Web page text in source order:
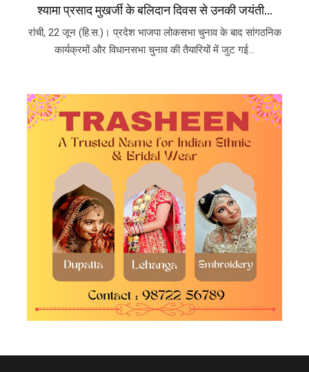
श्यामा प्रसाद मुखर्जी के बलिदान दिवस से उनकी जयंती...
रांची, 22 जून (हि.स.)। प्रदेश भाजपा लोकसभा चुनाव के बाद सांगठनिक
कार्यक्रमों और विधानसभा चुनाव की तैयारियों में जुट गई...